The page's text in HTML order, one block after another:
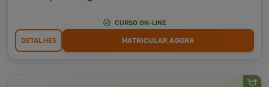
CURSO ON-LINE
DETALHES MATRICULAR AGORA